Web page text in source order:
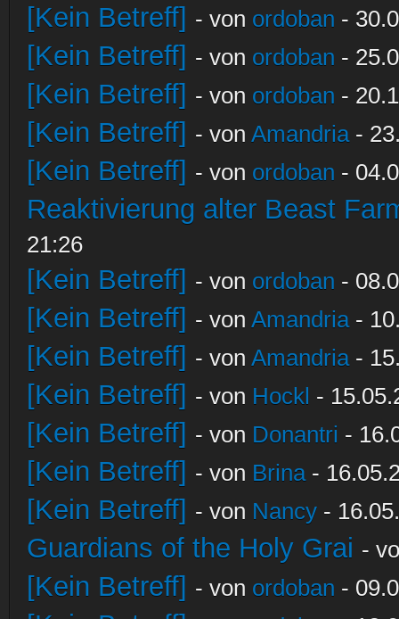
[Kein Betreff] - von ordoban -
[Kein Betreff] - von ordoban -
[Kein Betreff] - von ordoban -
[Kein Betreff] - von Amandria-
[Kein Betreff] - von ordoban -
Reaktivierung alter Beast
21:26
[Kein Betreff] - von ordoban -
[Kein Betreff] - von Amandria-
[Kein Betreff] - von Amandria-
[Kein Betreff] - von Hockl -
[Kein Betreff] - von Donantri -
[Kein Betreff] - von Brina-
[Kein Betreff] - von Nancy -
Guardians of the Holy Grai -
[Kein Betreff] - von ordoban -